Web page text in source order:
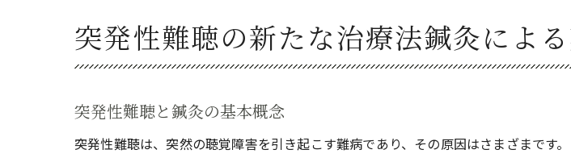
鍼灸治療の将来展望と突発性
突発性難聴治療における鍼灸の役
鍼灸治療が突発性難聴に与える
突発性難聴の新たな治療法鍼灸によ
突発性難聴と鍼灸の基本概念
突発性難聴は、突然の聴覚障害を引き起こす難病であり、その原因はさまざまで